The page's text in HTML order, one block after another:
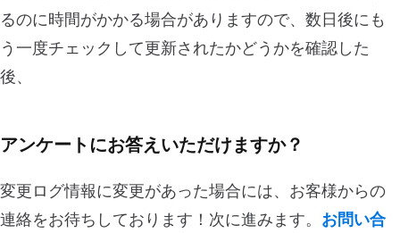
るのに時間がかかる場合がありますので、数日後にも
う一度チェックして更新されたかどうかを確認した
後、
アンケートにお答えいただけますか？
変更ログ情報に変更があった場合には、お客様からの
連絡をお待ちしております！次に進みます。 お問い合